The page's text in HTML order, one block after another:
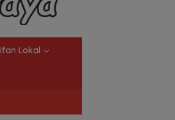
Lokal